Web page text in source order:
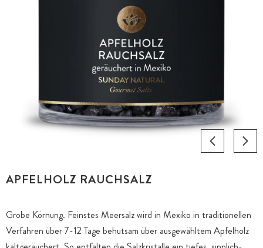
APFELHOLZ RAUCHSALZ
Grobe Körnung. Feinstes Meersalz wird in Mexiko in traditionellen
Verfahren über 7-12 Tage behutsam über ausgewähltem Apfelholz